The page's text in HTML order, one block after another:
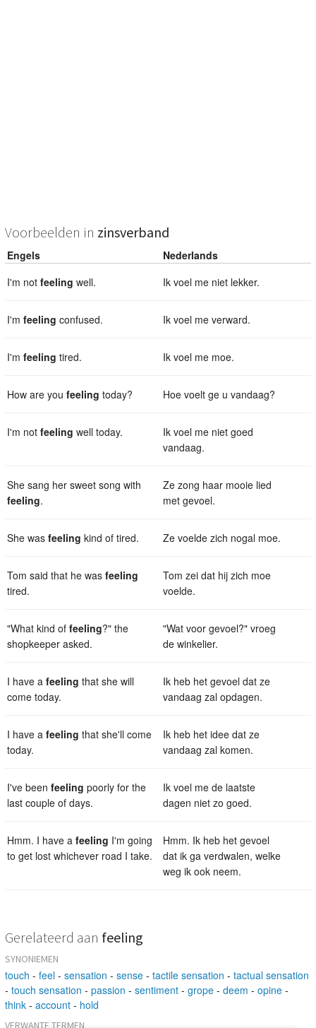
Voorbeelden in zinsverband
Engels
Nederlands
I'm not feeling well. Ik voel me niet lekker.
I'm feeling confused. Ik voel me verward.
I'm feeling tired. Ik voel me moe.
How are you feeling today? Hoe voelt ge u vandaag?
I'm not feeling well today.
Ik voel me niet goed
vandaag.
She sang her sweet song with
feeling.
Ze zong haar mooie lied
met gevoel.
She was feeling kind of tired. Ze voelde zich nogal moe.
Tom said that he was feeling
tired.
Tom zei dat hij zich moe
voelde.
"What kind of feeling?" the
shopkeeper asked.
"Wat voor gevoel?" vroeg
de winkelier.
I have a feeling that she will
come today.
Ik heb het gevoel dat ze
vandaag zal opdagen.
I have a feeling that she'll come
today.
Ik heb het idee dat ze
vandaag zal komen.
I've been feeling poorly for the
last couple of days.
Ik voel me de laatste
dagen niet zo goed.
Hmm. I have a feeling I'm going
to get lost whichever road I take.
Hmm. Ik heb het gevoel
dat ik ga verdwalen, welke
weg ik ook neem.
Gerelateerd aan feeling
SYNONIEMEN
touch - feel - sensation - sense - tactile sensation - tactual sensation
- touch sensation - passion - sentiment - grope - deem - opine -
think - account - hold
VERWANTE TERMEN